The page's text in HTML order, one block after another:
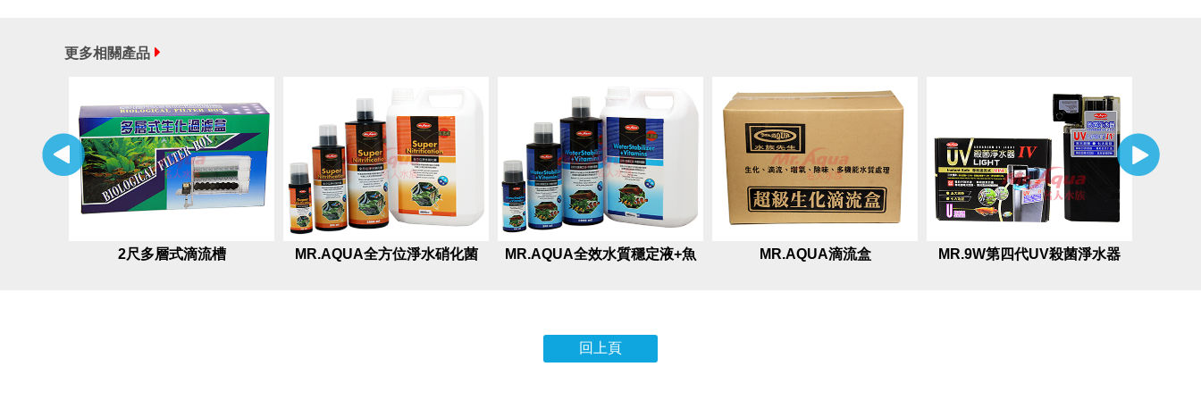
更多相關產品
2尺多層式滴流槽 MR.AQUA全方位淨水硝化菌
MR.AQUA全效水質穩定液+魚
MR.AQUA滴流盒 MR.9W第四代UV殺菌淨水器
回上頁